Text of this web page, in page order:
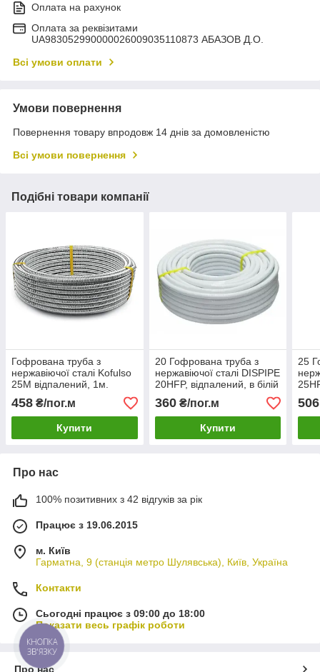
Оплата на рахунок
Оплата за реквізитами
UA983052990000026009035110873 АБАЗОВ Д.О.
Всі умови оплати
Умови повернення
Повернення товару впродовж 14 днів за домовленістю
Всі умови повернення
Подібні товари компанії
Гофрована труба з
нержавіючої сталі Kofulso
25M відпалений, 1м.
458 ₴/пог.м
Купити
20 Гофрована труба з
нержавіючої сталі DISPIPE
20HFP, відпалений, в білій
оболонці, 1м.
360₴/пог.м
Купити
25
506
Про нас
100% позитивних з 42 відгуків за рік
Працює з 19.06.2015
м. Київ
Гарматна, 9 (станція метро Шулявська), Київ, Україна
Контакти
Сьогодні працює з 09:00 до 18:00
Показати весь графік роботи
Про нас
КНОПКА
ЗВ'ЯЗКУ